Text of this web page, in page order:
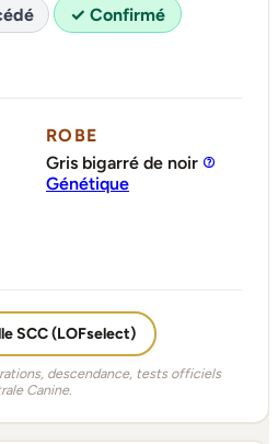
✓ Confirmé
ROBE
Gris bigarré de noir
Génétique
SCC (LOFselect)
descendance, tests officiels
Canine.